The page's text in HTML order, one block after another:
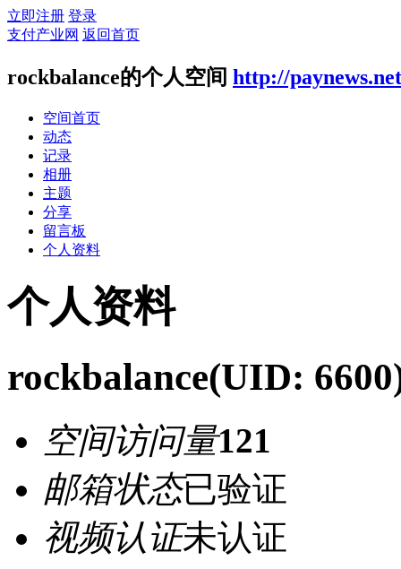
立即注册 登录
支付产业网 返回首页
rockbalance的个人空间 http://
空间首页
动态
记录
相册
主题
分享
留言板
个人资料
个人资料
rockbalance(UID:
空间访问量121
邮箱状态已验证
视频认证未认证